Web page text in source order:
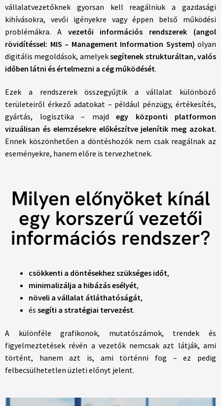
vállalatvezetőknek gyorsan kell reagálniuk a gazdasági
kihívásokra, vevői igényekre vagy éppen belső működési
problémákra. A vezetői információs rendszerek (angol
rövidítéssel: MIS – Management Information System) olyan
digitális megoldások, amelyeksegítenek strukturáltan, valós
időben látni és értelmezni a cég működését.
Ezek a rendszerek összegyűjtik a vállalat különböző
területeiről érkező adatokat – például pénzügy, értékesítés,
gyártás, logisztika – majd egy központi platformon
vizuálisan és elemzésekre előkészítve jelenítik meg azokat.
Ennek köszönhetően a döntéshozók nem csak reagálnak az
eseményekre, hanem előre is tervezhetnek.
Milyen előnyöket kínál
egy korszerű vezetői
információs rendszer?
csökkenti a döntésekhez szükséges időt,
minimalizálja a hibázás esélyét,
növeli a vállalat átláthatóságát,
és segíti a stratégiai tervezést.
A különféle grafikonok, mutatószámok, trendek és
figyelmeztetések révén a vezetők nemcsak azt látják, ami
történt, hanem azt is, ami történni fog – ez pedig
felbecsülhetetlen üzleti előnyt jelent.